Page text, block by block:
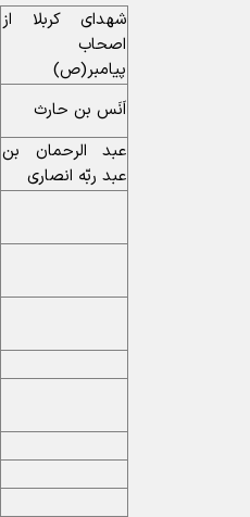
شهدای کربلا از
اصحاب
پیامبر(ص)
اَنَس بن حارث
عبد الرحمان بن
عبد ربّه انصارى